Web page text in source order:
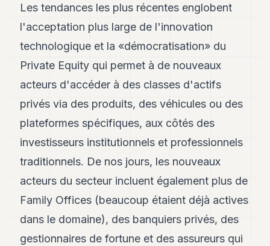
Les tendances les plus récentes englobent
l'acceptation plus large de l'innovation
technologique et la «démocratisation» du
Private Equity qui permet à de nouveaux
acteurs d'accéder à des classes d'actifs
privés via des produits, des véhicules ou des
plateformes spécifiques, aux côtés des
investisseurs institutionnels et professionnels
traditionnels. De nos jours, les nouveaux
acteurs du secteur incluent également plus de
Family Offices (beaucoup étaient déjà actives
dans le domaine), des banquiers privés, des
gestionnaires de fortune et des assureurs qui